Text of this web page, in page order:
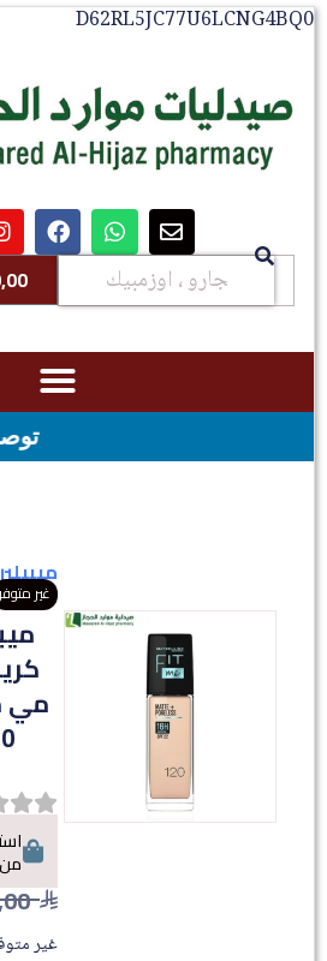
D62RL5JC77U6LCNG4BQ0
توصيل مجاني
غير متوفر
مي
غير